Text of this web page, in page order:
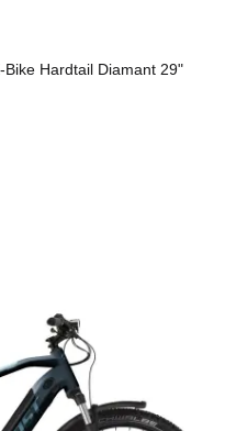
Hardtail Diamant 29"